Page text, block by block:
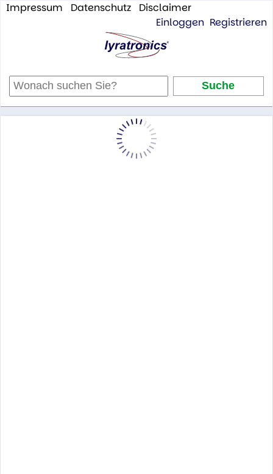
Impressum Datenschutz
Disclaimer
Einloggen Registrieren